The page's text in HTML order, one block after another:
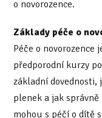
o novorozence.
Základy péče o
Péče o novorozence
předporodní kurzy
základní
plenek a jak
mohou s péčí o dítě